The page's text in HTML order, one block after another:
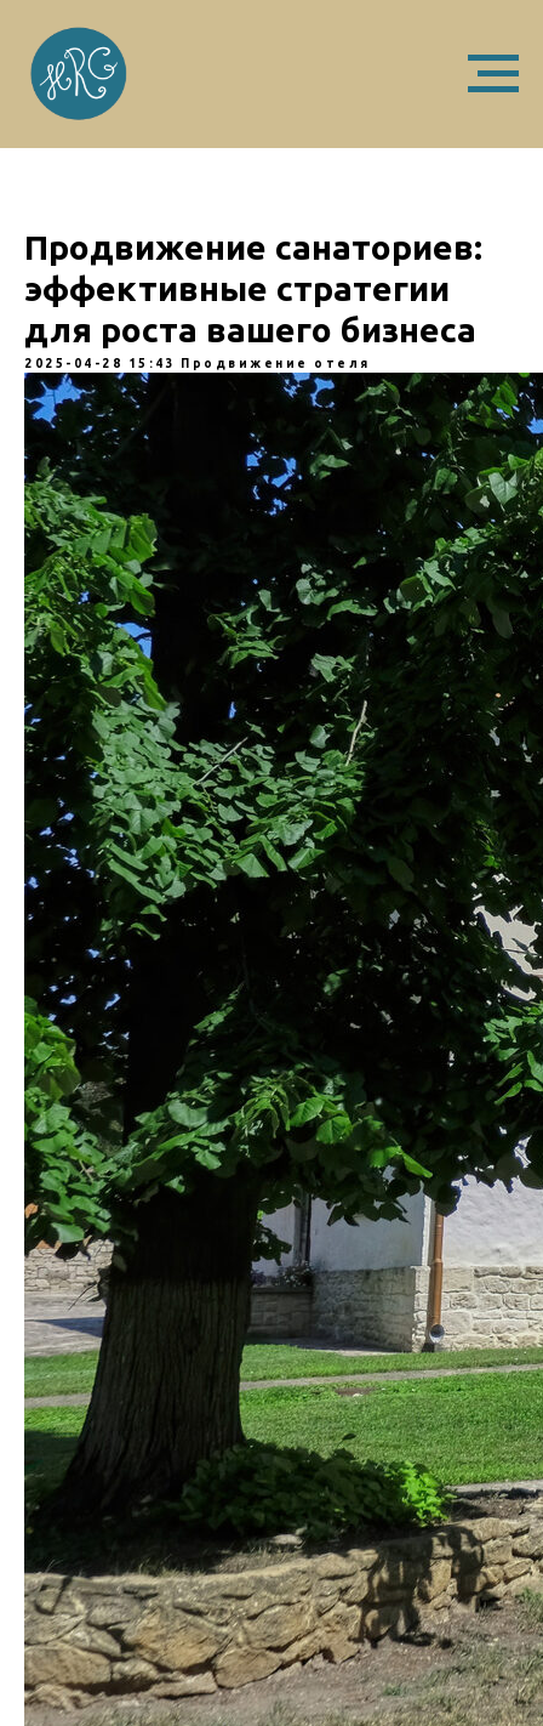
Продвижение санаториев:
эффективные стратегии
для роста вашего бизнеса
2025-04-28 15:43 Продвижение отеля